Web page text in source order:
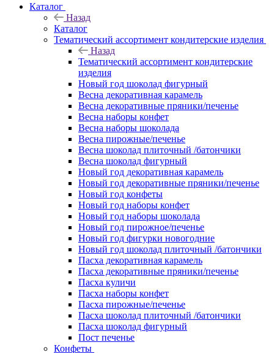
Каталог
Назад
Каталог
Тематический ассортимент кондитерские изделия
Назад
Тематический ассортимент кондитерские
изделия
Новый год шоколад фигурный
Весна декоративная карамель
Весна декоративные пряники/печенье
Весна наборы конфет
Весна наборы шоколада
Весна пирожные/печенье
Весна шоколад плиточный /батончики
Весна шоколад фигурный
Новый год декоративная карамель
Новый год декоративные пряники/печенье
Новый год конфеты
Новый год наборы конфет
Новый год наборы шоколада
Новый год пирожное/печенье
Новый год фигурки новогодние
Новый год шоколад плиточный /батончики
Пасха декоративная карамель
Пасха декоративные пряники/печенье
Пасха куличи
Пасха наборы конфет
Пасха пирожные/печенье
Пасха шоколад плиточный /батончики
Пасха шоколад фигурный
Пост печенье
Конфеты